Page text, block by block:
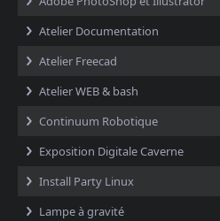
Atelier Documentation
Atelier Freecad
Atelier WEB & bash
Continuum Robotique
Exposition Digitale Caverne
Install Party Linux
Lampe à gravité